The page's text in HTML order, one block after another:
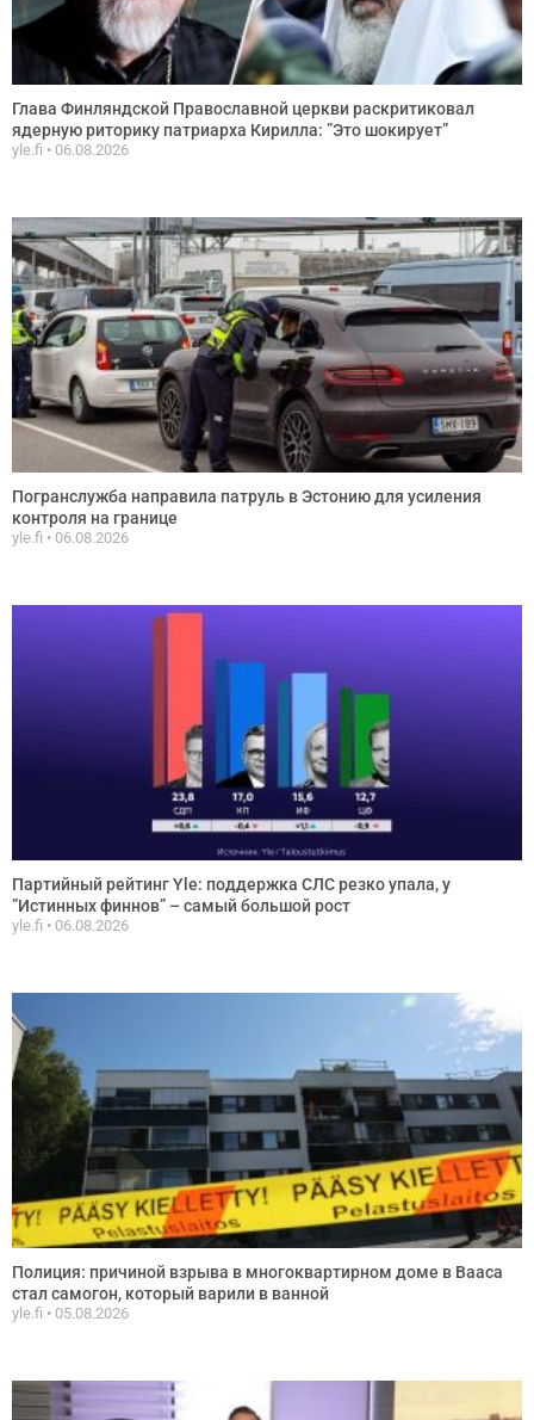
Глава Финляндской Православной церкви раскритиковал
ядерную риторику патриарха Кирилла: ”Это шокирует”
yle.fi 06.08.2026
Погранслужба направила патруль в Эстонию для усиления
контроля на границе
yle.fi 06.08.2026
Партийный рейтинг Yle: поддержка СЛС резко упала, у
”Истинных финнов” – самый большой рост
yle.fi 06.08.2026
Полиция: причиной взрыва в многоквартирном доме в Вааса
стал самогон, который варили в ванной
yle.fi 05.08.2026